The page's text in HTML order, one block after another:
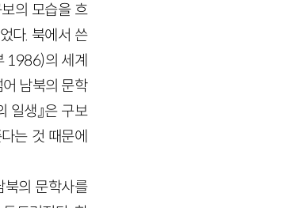
의 모습을 흐
다. 북에서 쓴
1986)의 세계
남북의 문학
일생』은 구보
는 것 때문에
북의 문학사를